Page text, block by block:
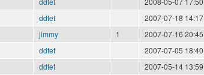
ddtet 2007-07-18 14:17
jimmy 1 2007-07-16 20:45
ddtet 2007-07-05 18:40
ddtet 2007-05-14 13:59